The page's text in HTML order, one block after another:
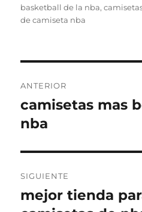
el
basketball de la nba,
de camiseta nba
de
entradas
ANTERIOR
Entrada
anterior:
camisetas mas
nba
SIGUIENTE
Entrada
mejor tienda